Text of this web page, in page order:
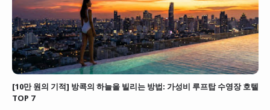
[10만 원의 기적] 방콕의 하늘을 빌리는 방법: 가성비 루프탑 수영장 호텔
TOP 7